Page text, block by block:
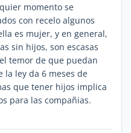
momento se
con recelo algunos
es mujer, y en general,
sin hijos, son escasas
temor de que puedan
la ley da 6 meses de
que tener hijos implica
para las compañias.